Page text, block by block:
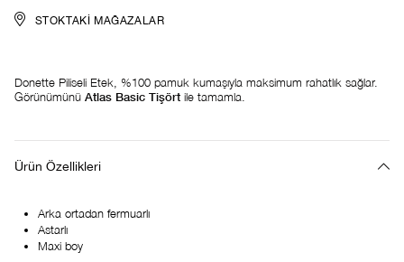
STOKTAKI MAĞAZALAR
Donette Piliseli Etek, %100 pamuk kumaşıyla maksimum rahatlık sağlar.
Görünümünü Atlas Basic Tişört ile tamamla.
Ürün Özellikleri
Arka ortadan fermuarlı
Astarlı
Maxi boy